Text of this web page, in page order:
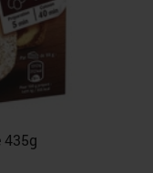
435g